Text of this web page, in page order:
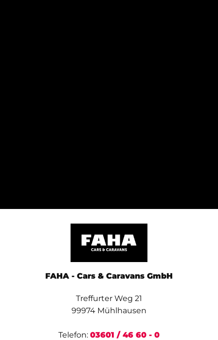
FAHA - Cars & Caravans GmbH
Treffurter Weg 21
99974 Mühlhausen
Telefon: 03601 / 46 60 - 0